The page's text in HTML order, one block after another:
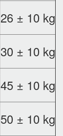
26 ± 10 kg
30 ± 10 kg
45 ± 10 kg
50 ± 10 kg